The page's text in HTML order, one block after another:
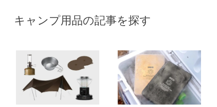
キャンプ用品の記事を探す